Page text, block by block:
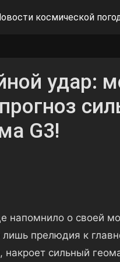
космической
удар:
G3!
напомнило о своей
прелюдия к
сильный